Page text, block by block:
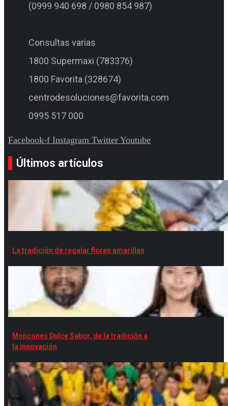
(0999 940 698 / 0980 854 987)
Consultas varias
1800 Supermaxi (783376)
1800 Favorita (328674)
centrodesoluciones@favorita.com
0995 517 000
Facebook-f Instagram Twitter Youtube
Últimos artículos
La tradición de regalar flores amarillas
Mojicones Dulce Sabor, de la tradición a
la innovación